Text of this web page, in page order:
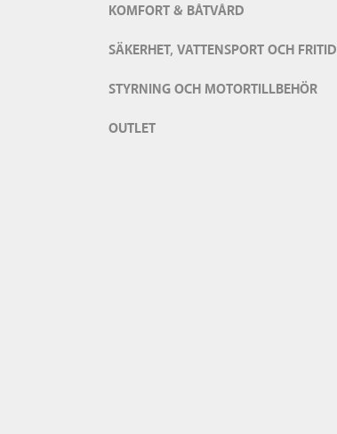
KOMFORT & BÅTVÅRD
SÄKERHET, VATTENSPORT OCH FRITID
STYRNING OCH MOTORTILLBEHÖR
OUTLET